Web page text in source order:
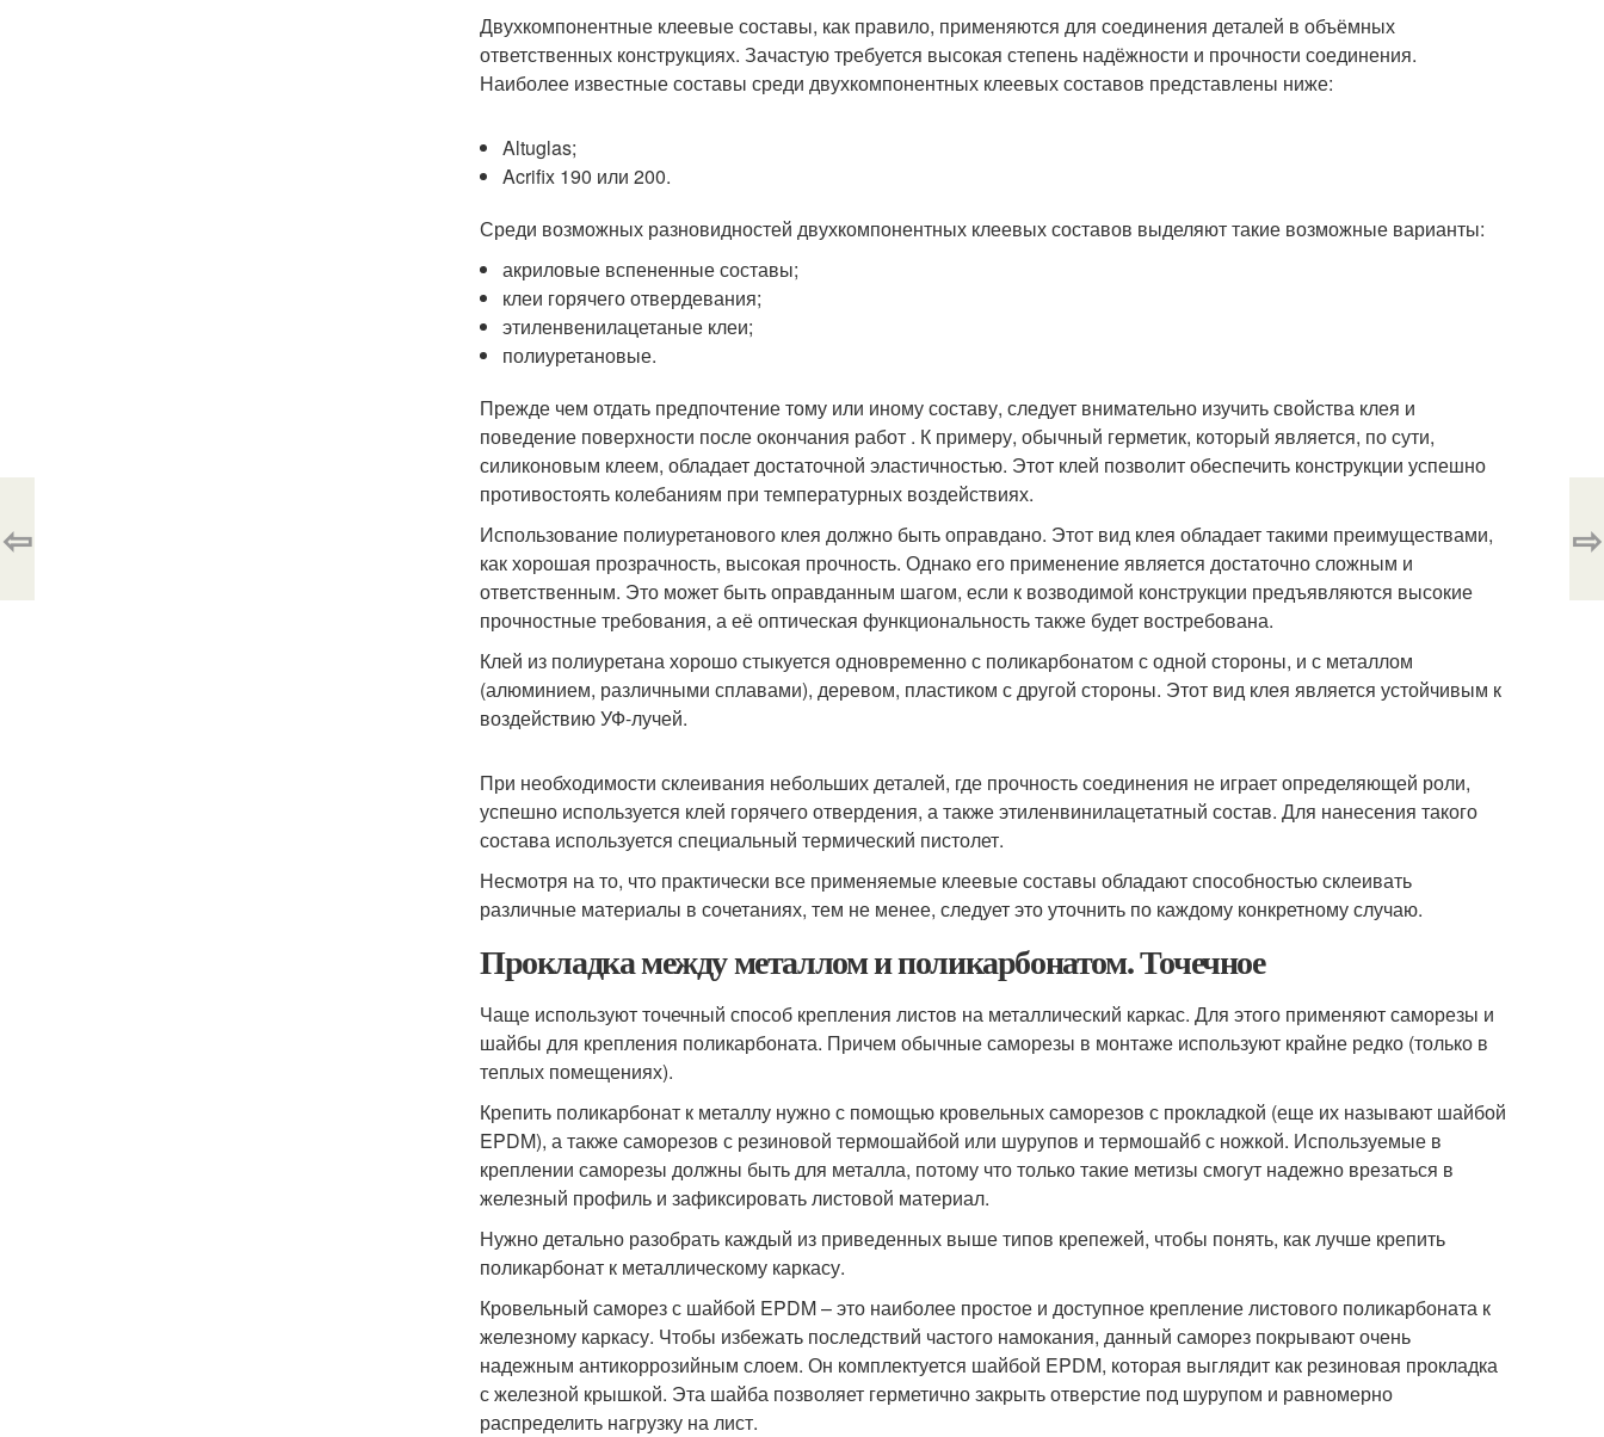
Двухкомпонентные клеевые составы, как правило, применяются для соединения деталей в объёмных
ответственных конструкциях. Зачастую требуется высокая степень надёжности и прочности соединения.
Наиболее известные составы среди двухкомпонентных клеевых составов представлены ниже:
Altuglas;
Acrifix 190 или 200.
Среди возможных разновидностей двухкомпонентных клеевых составов выделяют такие возможные варианты:
акриловые вспененные составы;
клеи горячего отвердевания;
этиленвенилацетаные клеи;
полиуретановые.
Прежде чем отдать предпочтение тому или иному составу, следует внимательно изучить свойства клея и
поведение поверхности после окончания работ . К примеру, обычный герметик, который является, по сути,
силиконовым клеем, обладает достаточной эластичностью. Этот клей позволит обеспечить конструкции успешно
противостоять колебаниям при температурных воздействиях.
Использование полиуретанового клея должно быть оправдано. Этот вид клея обладает такими преимуществами,
как хорошая прозрачность, высокая прочность. Однако его применение является достаточно сложным и
ответственным. Это может быть оправданным шагом, если к возводимой конструкции предъявляются высокие
прочностные требования, а её оптическая функциональность также будет востребована.
Клей из полиуретана хорошо стыкуется одновременно с поликарбонатом с одной стороны, и с металлом
(алюминием, различными сплавами), деревом, пластиком с другой стороны. Этот вид клея является устойчивым к
воздействию УФ-лучей.
При необходимости склеивания небольших деталей, где прочность соединения не играет определяющей роли,
успешно используется клей горячего отвердения, а также этиленвинилацетатный состав. Для нанесения такого
состава используется специальный термический пистолет.
Несмотря на то, что практически все применяемые клеевые составы обладают способностью склеивать
различные материалы в сочетаниях, тем не менее, следует это уточнить по каждому конкретному случаю.
Прокладка между металлом и поликарбонатом. Точечное
Чаще используют точечный способ крепления листов на металлический каркас. Для этого применяют саморезы и
шайбы для крепления поликарбоната. Причем обычные саморезы в монтаже используют крайне редко (только в
теплых помещениях).
Крепить поликарбонат к металлу нужно с помощью кровельных саморезов с прокладкой (еще их называют шайбой
EPDM), а также саморезов с резиновой термошайбой или шурупов и термошайб с ножкой. Используемые в
креплении саморезы должны быть для металла, потому что только такие метизы смогут надежно врезаться в
железный профиль и зафиксировать листовой материал.
Нужно детально разобрать каждый из приведенных выше типов крепежей, чтобы понять, как лучше крепить
поликарбонат к металлическому каркасу.
Кровельный саморез с шайбой EPDM – это наиболее простое и доступное крепление листового поликарбоната к
железному каркасу. Чтобы избежать последствий частого намокания, данный саморез покрывают очень
надежным антикоррозийным слоем. Он комплектуется шайбой EPDM, которая выглядит как резиновая прокладка
с железной крышкой. Эта шайба позволяет герметично закрыть отверстие под шурупом и равномерно
распределить нагрузку на лист.
⇦ ⇨